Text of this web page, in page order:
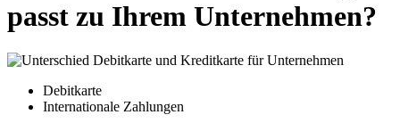
passt zu Ihrem Unternehmen?
Debitkarte
Internationale Zahlungen